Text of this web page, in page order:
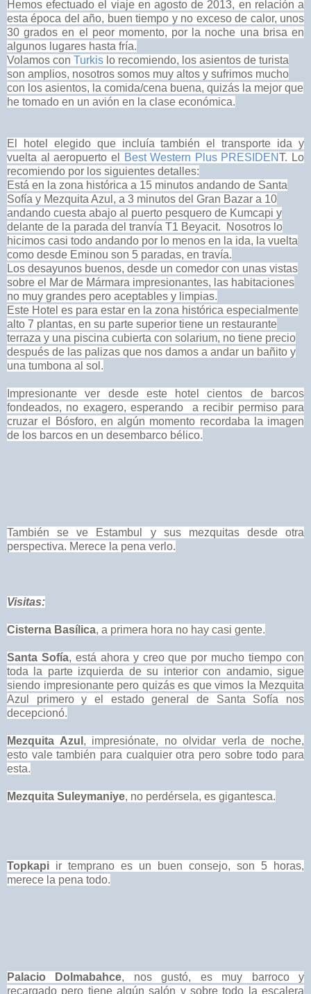
Hemos efectuado el viaje en agosto de 2013, en relación a
esta época del año, buen tiempo y no exceso de calor, unos
30 grados en el peor momento, por la noche una brisa en
algunos lugares hasta fría.
Volamos con Turkis lo recomiendo, los asientos de turista
son amplios, nosotros somos muy altos y sufrimos mucho
con los asientos, la comida/cena buena, quizás la mejor que
he tomado en un avión en la clase económica.
El hotel elegido que incluía también el transporte ida y
vuelta al aeropuerto el
Best Western Plus PRESIDEN T. Lo
recomiendo por los siguientes detalles:
Está en la zona histórica a 15 minutos andando de Santa
Sofía y Mezquita Azul, a 3 minutos del Gran Bazar a 10
andando cuesta abajo al puerto pesquero de Kumcapi y
delante de la parada del tranvía T1 Beyacit. Nosotros lo
hicimos casi todo andando por lo menos en la ida, la vuelta
como desde Eminou son 5 paradas, en travía.
Los desayunos buenos, desde un comedor con unas vistas
sobre el Mar de Mármara impresionantes, las habitaciones
no muy grandes pero aceptables y limpias.
Este Hotel es para estar en la zona histórica especialmente
alto 7 plantas, en su parte superior tiene un restaurante
terraza y una piscina cubierta con solarium, no tiene precio
después de las palizas que nos damos a andar un bañito y
una tumbona al sol.
Impresionante ver desde este hotel cientos de barcos
fondeados, no exagero, esperando a recibir permiso para
cruzar el Bósforo, en algún momento recordaba la imagen
de los barcos en un desembarco bélico.
También se ve Estambul y sus mezquitas desde otra
perspectiva. Merece la pena verlo.
Visitas:
Cisterna Basílica, a primera hora no hay casi gente.
Santa Sofía, está ahora y creo que por mucho tiempo con
toda la parte izquierda de su interior con andamio, sigue
siendo impresionante pero quizás es que vimos la Mezquita
Azul primero y el estado general de Santa Sofía nos
decepcionó.
Mezquita Azul , impresiónate, no olvidar verla de noche,
esto vale también para cualquier otra pero sobre todo para
esta.
Mezquita Suleymaniye, no perdérsela, es gigantesca.
Topkapi ir temprano es un buen consejo, son 5 horas,
merece la pena todo.
Palacio Dolmabahce, nos gustó, es muy barroco y
recargado pero tiene algún salón y sobre todo la escalera